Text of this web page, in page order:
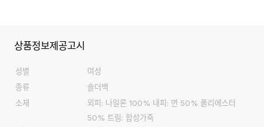
끈길이
상품정보제공고시
성별
여성
종류
숄더백
소재
외피: 나일론 100% 내피: 면 50% 폴리에스터
50% 트림: 합성가죽